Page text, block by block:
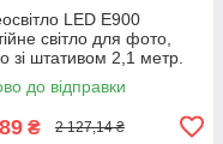
LED E900
світло для фото,
зі штативом 2,1 метр.
світло.
до відправки
₴ 2 127,14 ₴